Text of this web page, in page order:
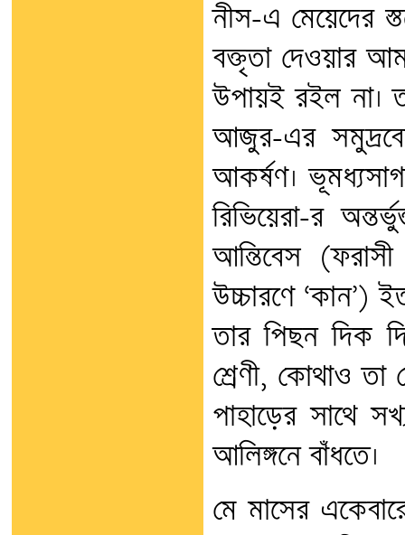
নীস-এ মেয়েদের
বক্তৃতা দেওয়ার
উপায়ই রইল না।
আজুর-এর
আকর্ষণ।
রিভিয়েরা-র
আন্তিবেস
উচ্চারণে ‘কান’)
তার পিছন দিক
শ্রেণী, কোথাও
পাহাড়ের সাথে
আলিঙ্গনে বাঁধতে।
মে মাসের